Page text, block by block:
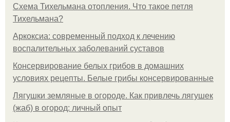
Схема Тихельмана отопления. Что такое петля
Тихельмана?
Аркоксиа: современный подход к лечению
воспалительных заболеваний суставов
Консервирование белых грибов в домашних
условиях рецепты. Белые грибы консервированные
Лягушки земляные в огороде. Как привлечь лягушек
(жаб) в огород: личный опыт